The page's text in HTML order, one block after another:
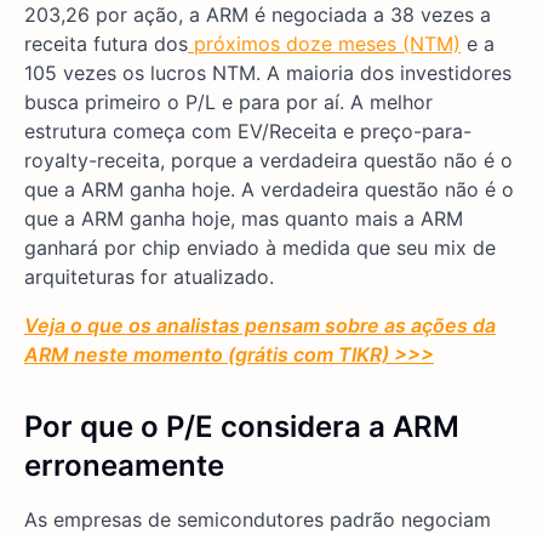
203,26 por ação, a ARM é negociada a 38 vezes a
receita futura dos próximos doze meses (NTM) e a
105 vezes os lucros NTM. A maioria dos investidores
busca primeiro o P/L e para por aí. A melhor
estrutura começa com EV/Receita e preço-para-
royalty-receita, porque a verdadeira questão não é o
que a ARM ganha hoje. A verdadeira questão não é o
que a ARM ganha hoje, mas quanto mais a ARM
ganhará por chip enviado à medida que seu mix de
arquiteturas for atualizado.
Veja o que os analistas pensam sobre as ações da
ARM neste momento (grátis com TIKR) >>>
Por que o P/E considera a ARM
erroneamente
As empresas de semicondutores padrão negociam